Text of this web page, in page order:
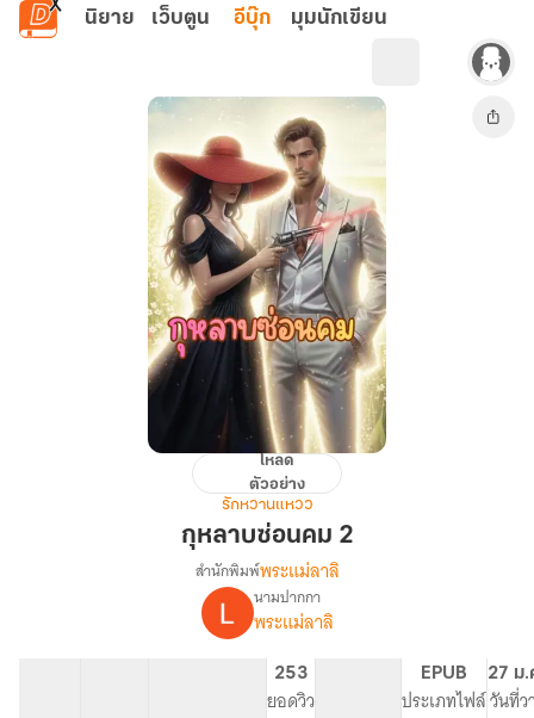
ข้ามไปยังเนื้อหาหลัก
นิยาย เว็บตูน อีบุ๊ก มุมนักเขียน
กุหลาบ
โหลด
ตัวอย่าง
รักหวานแหวว
กุหลาบซ่อนคม 2
เรื่อง
กุหลาบ
ซ่อน
คม
สำนักพิมพ์พระแม่ลาลิ
นามปากกา
พระแม่ลาลิ
253
ยอดวิว
EPUB
ประเภทไฟล์
27 ม
วันที่ว